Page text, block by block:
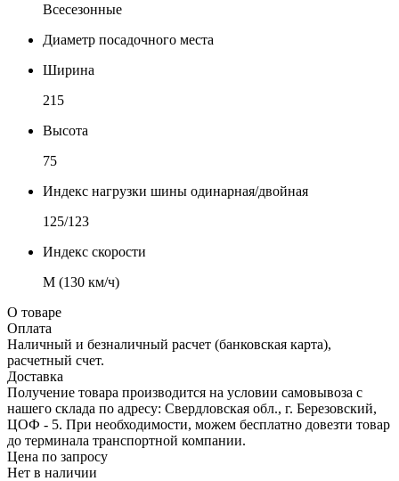
Всесезонные
Диаметр посадочного места
Ширина
215
Высота
75
Индекс нагрузки шины одинарная/двойная
125/123
Индекс скорости
М (130 км/ч)
О товаре
Оплата
Наличный и безналичный расчет (банковская карта),
расчетный счет.
Доставка
Получение товара производится на условии самовывоза с
нашего склада по адресу: Свердловская обл., г. Березовский,
ЦОФ - 5. При необходимости, можем бесплатно довезти товар
до терминала транспортной компании.
Цена по запросу
Нет в наличии